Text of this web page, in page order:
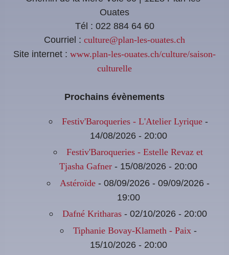
Ouates
Tél : 022 884 64 60
Courriel : culture@plan-les-ouates.ch
Site internet : www.plan-les-ouates.ch/culture/saison-
culturelle
Prochains évènements
Festiv'Baroqueries - L'Atelier Lyrique-
14/08/2026 - 20:00
Festiv'Baroqueries - Estelle Revaz et
Tjasha Gafner - 15/08/2026 - 20:00
Astéroïde - 08/09/2026 - 09/09/2026 -
19:00
Dafné Kritharas - 02/10/2026 - 20:00
Tiphanie Bovay-Klameth - Paix-
15/10/2026 - 20:00